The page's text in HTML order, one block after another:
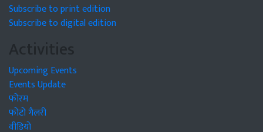
Subscribe to print edition
Subscribe to digital edition
Activities
Upcoming Events
Events Update
फोरम
फोटो गैलरी
वीडियो